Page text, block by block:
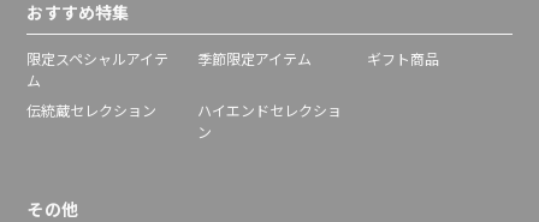
おすすめ特集
限定スペシャルアイテ
ム
季節限定アイテム ギフト商品
伝統蔵セレクション
ハイエンドセレクショ
ン
その他